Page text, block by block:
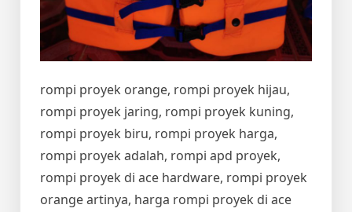
rompi proyek orange, rompi proyek hijau,
rompi proyek jaring, rompi proyek kuning,
rompi proyek biru, rompi proyek harga,
rompi proyek adalah, rompi apd proyek,
rompi proyek di ace hardware, rompi proyek
orange artinya, harga rompi proyek di ace